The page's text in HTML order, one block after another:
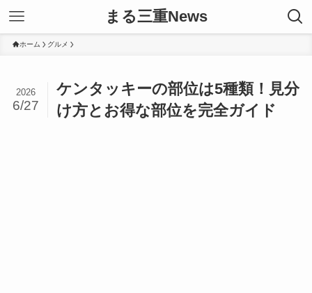
まる三重News
ホーム グルメ
ケンタッキーの部位は5種類！見分
け方とお得な部位を完全ガイド
2026
6/27